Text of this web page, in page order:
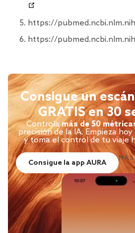
https://
https://
Consigue un
GRATIS en 30
Controlamás de 50
precisión de la IA. Empieza
y toma el control de tu viaje
Consigue la app AURA